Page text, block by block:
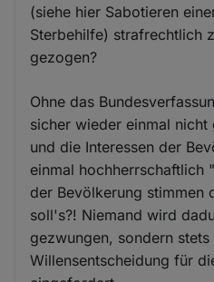
(siehe hier Sabotieren
Sterbehilfe) strafrechtlich
gezogen?
Ohne das
sicher wieder einmal
und die Interessen der
einmal hochherrschaftlich
der Bevölkerung stimmen
soll's?! Niemand wird
gezwungen, sondern
Willensentscheidung für